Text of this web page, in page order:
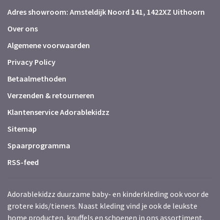
Adres showroom: Amsteldijk Noord 141, 1422XZ Uithoorn
Over ons
Algemene voorwaarden
Privacy Policy
Betaalmethoden
Verzenden & retourneren
Klantenservice Adorablekidzz
Sitemap
Spaarprogramma
RSS-feed
Adorablekidzz duurzame baby- en kinderkleding ook voor de
grotere kids/tieners. Naast kleding vind je ook de leukste
home producten, knuffels en schoenen in ons assortiment.